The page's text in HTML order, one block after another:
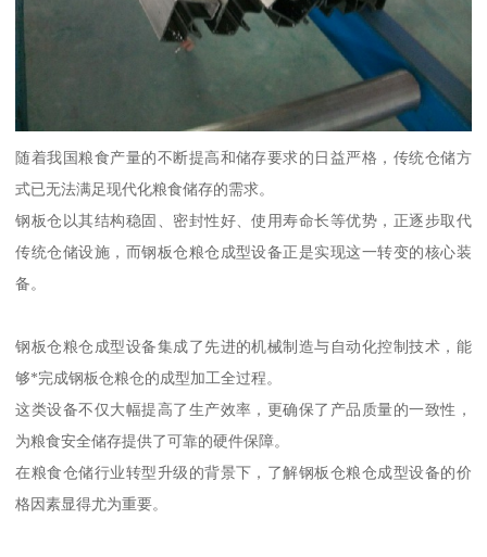
随着我国粮食产量的不断提高和储存要求的日益严格，传统仓储方
式已无法满足现代化粮食储存的需求。
钢板仓以其结构稳固、密封性好、使用寿命长等优势，正逐步取代
传统仓储设施，而钢板仓粮仓成型设备正是实现这一转变的核心装
备。
钢板仓粮仓成型设备集成了先进的机械制造与自动化控制技术，能
够*完成钢板仓粮仓的成型加工全过程。
这类设备不仅大幅提高了生产效率，更确保了产品质量的一致性，
为粮食安全储存提供了可靠的硬件保障。
在粮食仓储行业转型升级的背景下，了解钢板仓粮仓成型设备的价
格因素显得尤为重要。